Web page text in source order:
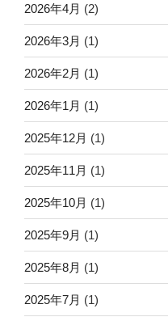
2026年4月 (2)
2026年3月 (1)
2026年2月 (1)
2026年1月 (1)
2025年12月 (1)
2025年11月 (1)
2025年10月 (1)
2025年9月 (1)
2025年8月 (1)
2025年7月 (1)